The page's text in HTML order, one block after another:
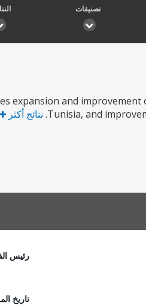
تصنيفات
expansion and
Tunisia, and نتائج أكثر
رئيس
تاريخ